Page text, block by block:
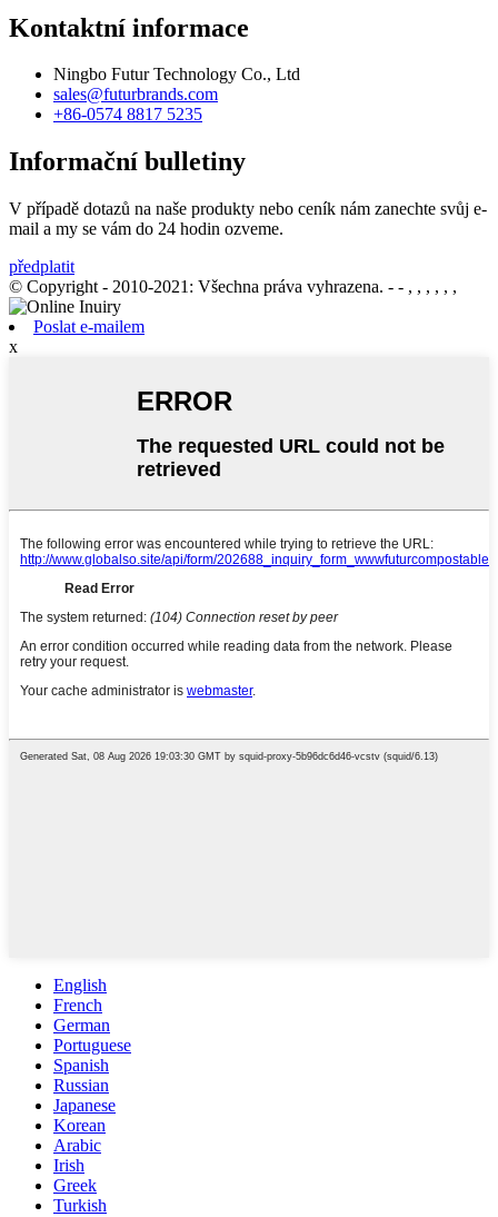
Kontaktní informace
Ningbo Futur Technology Co., Ltd
sales@futurbrands.com
+86-0574 8817 5235
Informační bulletiny
V případě dotazů na naše produkty nebo ceník nám zanechte svůj e-
mail a my se vám do 24 hodin ozveme.
předplatit
© Copyright - 2010-2021: Všechna práva vyhrazena. - - , , , , , ,
Poslat e-mailem
x
English
French
German
Portuguese
Spanish
Russian
Japanese
Korean
Arabic
Irish
Greek
Turkish